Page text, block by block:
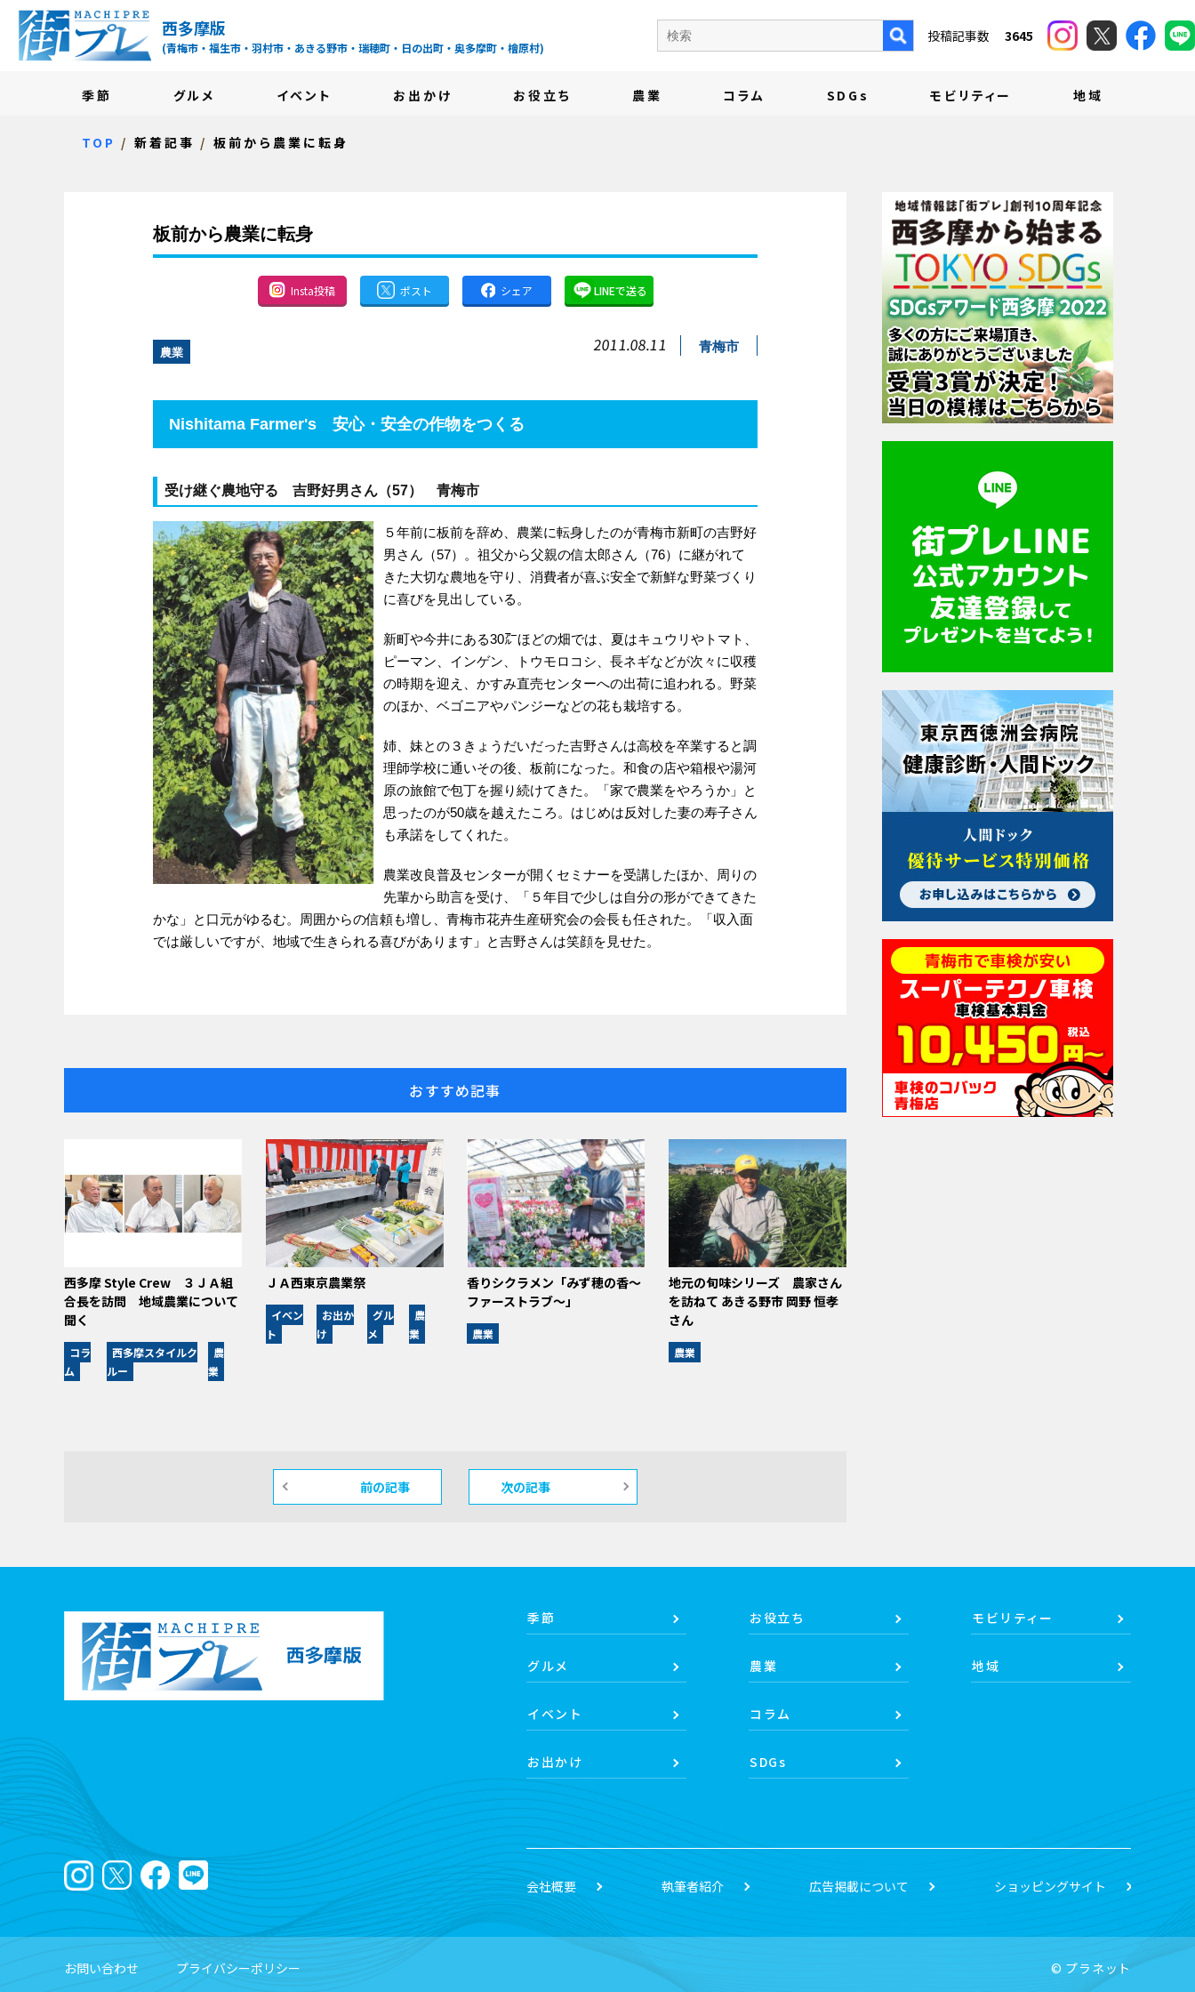
街プレ -東京・西多摩の地域情報サイト-
西多摩版
(青梅市・福生市・羽村市・あきる野市・瑞穂町・日の出町・奥多摩町・檜原村)
季節 グルメ イベント お出かけ お役立ち 農業 コラム SDGs モビリティー 地域
投稿記事数 3645
TOP 新着記事 板前から農業に転身
板前から農業に転身
Insta投稿 ポスト シェア LINEで送る
農業 2011.08.11 青梅市
Nishitama Farmer's 安心・安全の作物をつくる
受け継ぐ農地守る 吉野好男さん （57） 青梅市
５年前に板前を辞め、農業に転身したのが青梅市新町の吉野好
男さん（57）。祖父から父親の信太郎さん（76）に継がれて
きた大切な農地を守り、消費者が喜ぶ安全で新鮮な野菜づくり
に喜びを見出している。
新町や今井にある30㌃ほどの畑では、夏はキュウリやトマト、
ピーマン、インゲン、トウモロコシ、長ネギなどが次々に収穫
の時期を迎え、かすみ直売センターへの出荷に追われる。野菜
のほか、ベゴニアやパンジーなどの花も栽培する。
姉、妹との３きょうだいだった吉野さんは高校を卒業すると調
理師学校に通いその後、板前になった。和食の店や箱根や湯河
原の旅館で包丁を握り続けてきた。「家で農業をやろうか」と
思ったのが50歳を越えたころ。はじめは反対した妻の寿子さん
も承諾をしてくれた。
農業改良普及センターが開くセミナーを受講したほか、周りの
先輩から助言を受け、「５年目で少しは自分の形ができてきた
かな」と口元がゆるむ。周囲からの信頼も増し、青梅市花卉生産研究会の会長も任された。「収入面
では厳しいですが、地域で生きられる喜びがあります」と吉野さんは笑顔を見せた。
おすすめ記事
西多摩 Style Crew ３ＪＡ組
合長を訪問 地域農業について
聞く
コラ
ム
西多摩スタイルク
ルー
農
業
ＪＡ西東京農業祭
イベン
ト
お出か
け
グル
メ
農
業
香りシクラメン「みず穂の香〜
ファーストラブ〜」
農業
地元の旬味シリーズ 農家さん
を訪ねて あきる野市 岡野 恒孝
さん
農業
前の記事 次の記事
季節
グルメ
イベント
お出かけ
お役立ち
農業
コラム
SDGs
モビリティー
地域
会社概要 執筆者紹介 広告掲載について ショッピングサイト
お問い合わせ プライバシーポリシー © プラネット